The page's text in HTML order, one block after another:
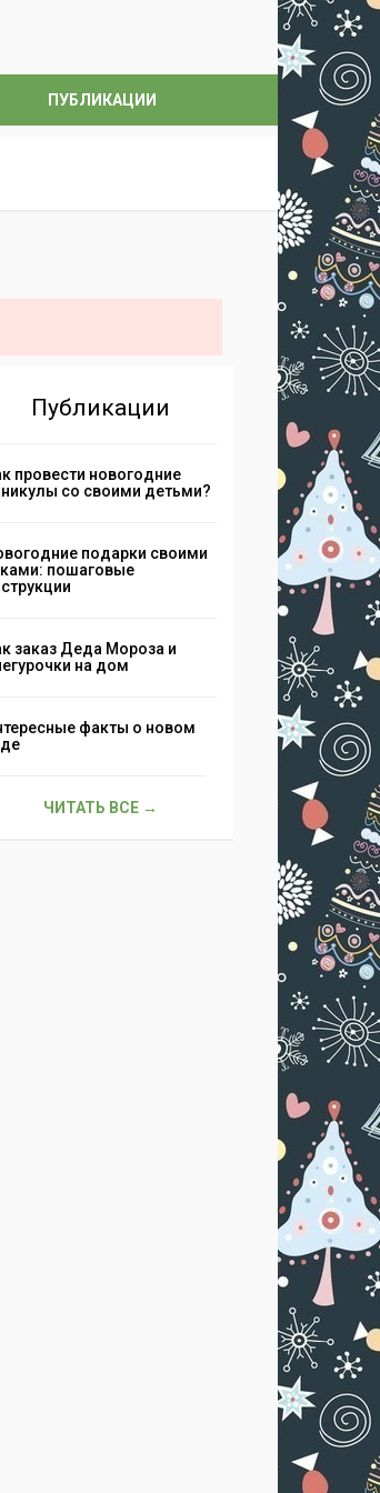
ПУБЛИКАЦИИ
Публикации
провести новогодние
со своими детьми?
подарки своими
пошаговые
заказ Деда Мороза и
на дом
факты о новом
ЧИТАТЬ ВСЕ →